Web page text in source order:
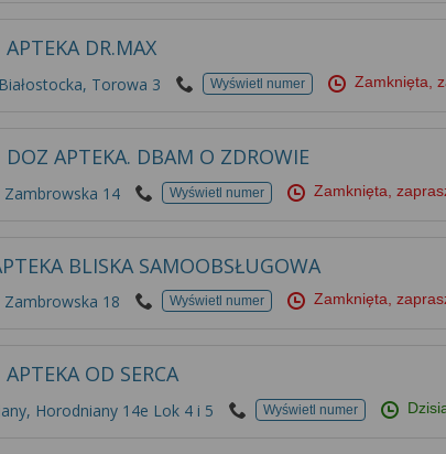
APTEKA DR.MAX
Torowa 3 Wyświetl numer Zamknięta,
DOZ APTEKA. DBAM O ZDROWIE
Zambrowska 14 Wyświetl numer Zamknięta,
BLISKA SAMOOBSŁUGOWA
Zambrowska 18 Wyświetl numer Zamknięta,
APTEKA OD SERCA
Horodniany 14e Lok 4 i 5 Wyświetl numer